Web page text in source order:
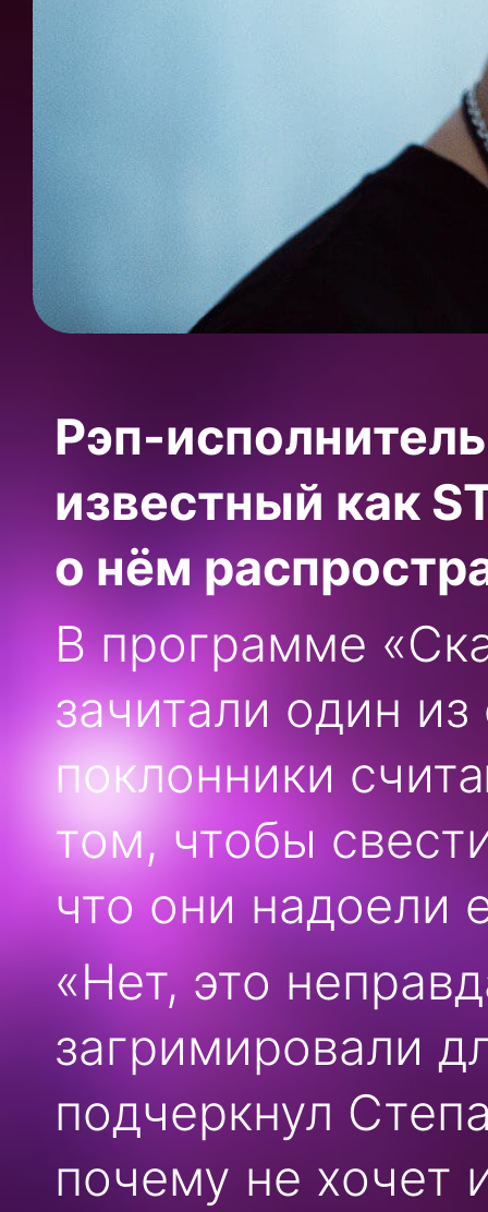
Рэп-
известный как
о нём
В программе
зачитали один
поклонники
том, чтобы
что они надоели
«Нет, это
загримировали
подчеркнул
почему не хочет